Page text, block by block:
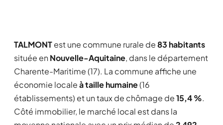
TALMONTest une commune rurale de83 habitants
située en Nouvelle-Aquitaine, dans le département
Charente-Maritime (17). La commune affiche une
économie localeà taille humaine(16
établissements) et un taux de chômage de15,4 %.
Côté immobilier, le marché local est dans la